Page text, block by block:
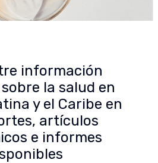
información
la salud en
y el Caribe en
artículos
e informes